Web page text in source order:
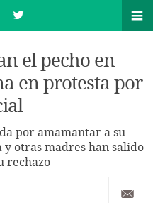
el pecho en
en protesta por
por amamantar a su
otras madres han salido
rechazo